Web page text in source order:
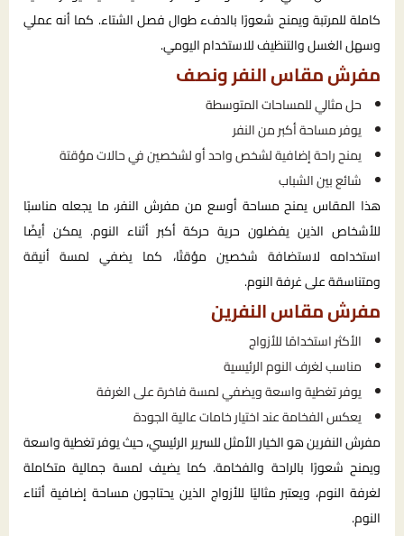
كاملة للمرتبة ويمنح شعورًا بالدفء طوال فصل الشتاء. كما أنه عملي
وسهل الغسل والتنظيف للاستخدام اليومي.
مفرش مقاس النفر ونصف
حل مثالي للمساحات المتوسطة
يوفر مساحة أكبر من النفر
يمنح راحة إضافية لشخص واحد أو لشخصين في حالات مؤقتة
شائع بين الشباب
هذا المقاس يمنح مساحة أوسع من مفرش النفر، ما يجعله مناسبًا
للأشخاص الذين يفضلون حرية حركة أكبر أثناء النوم. يمكن أيضًا
استخدامه لاستضافة شخصين مؤقتًا، كما يضفي لمسة أنيقة
ومتناسقة على غرفة النوم.
مفرش مقاس النفرين
الأكثر استخدامًا للأزواج
مناسب لغرف النوم الرئيسية
يوفر تغطية واسعة ويضفي لمسة فاخرة على الغرفة
يعكس الفخامة عند اختيار خامات عالية الجودة
مفرش النفرين هو الخيار الأمثل للسرير الرئيسي، حيث يوفر تغطية واسعة
ويمنح شعورًا بالراحة والفخامة. كما يضيف لمسة جمالية متكاملة
لغرفة النوم، ويعتبر مثاليًا للأزواج الذين يحتاجون مساحة إضافية أثناء
النوم.